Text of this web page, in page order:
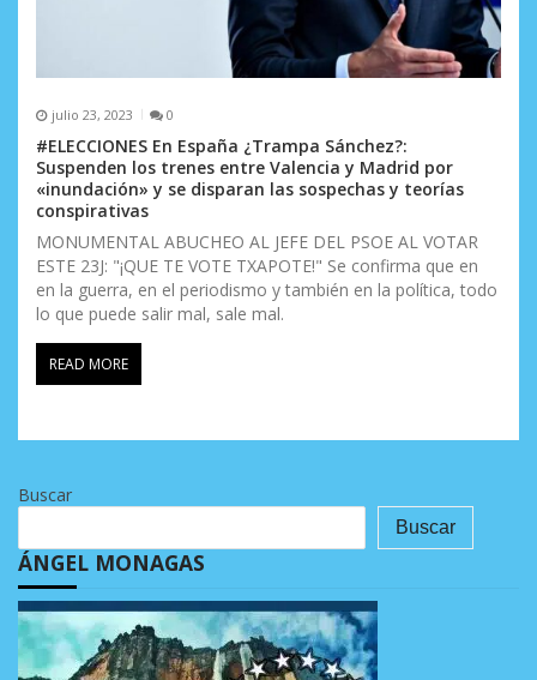
julio 23, 2023 0
#ELECCIONES En España ¿Trampa Sánchez?:
Suspenden los trenes entre Valencia y Madrid por
«inundación» y se disparan las sospechas y teorías
conspirativas
MONUMENTAL ABUCHEO AL JEFE DEL PSOE AL VOTAR
ESTE 23J: "¡QUE TE VOTE TXAPOTE!" Se confirma que en
en la guerra, en el periodismo y también en la política, todo
lo que puede salir mal, sale mal.
READ MORE
Buscar
Buscar
ÁNGEL MONAGAS